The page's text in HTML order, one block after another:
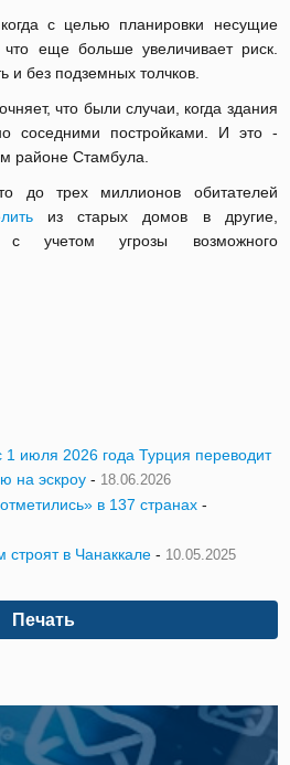
с целью планировки несущие
что еще больше увеличивает риск.
и без подземных толчков.
что были случаи, когда здания
соседними постройками. И это -
районе Стамбула.
до трех миллионов обитателей
из старых домов в другие,
с учетом угрозы возможного
1 июля 2026 года Турция переводит
на эскроу - 18.06.2026
в 137 странах -
в Чанаккале - 10.05.2025
Печать